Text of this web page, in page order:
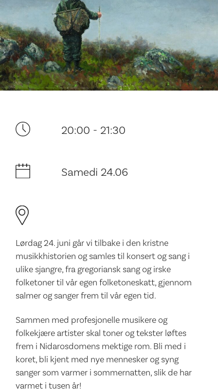
Ditt besøk
Musikk
Historie og arkitektur
20:00 - 21:30
Samedi 24.06
Lørdag 24. juni går vi tilbake i den kristne
musikkhistorien og samles til konsert og sang i
ulike sjangre, fra gregoriansk sang og irske
folketoner til vår egen folketoneskatt, gjennom
salmer og sanger frem til vår egen tid.
Sammen med profesjonelle musikere og
folkekjære artister skal toner og tekster løftes
frem i Nidarosdomens mektige rom. Bli med i
koret, bli kjent med nye mennesker og syng
sanger som varmer i sommernatten, slik de har
varmet i tusen år!